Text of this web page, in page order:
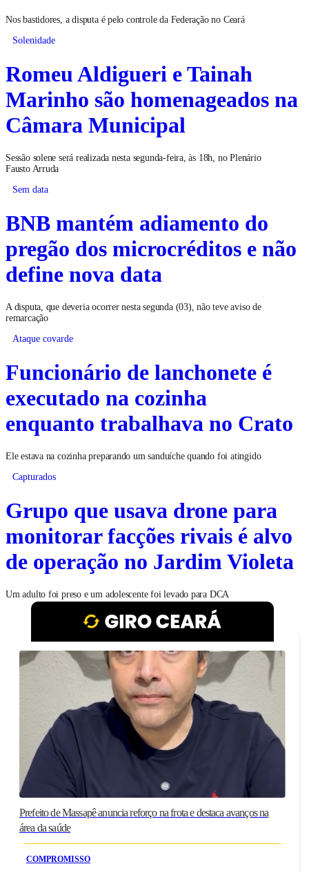
Nos bastidores, a disputa é pelo controle da Federação no Ceará
Solenidade
Romeu Aldigueri e Tainah
Marinho são homenageados na
Câmara Municipal
Sessão solene será realizada nesta segunda-feira, às 18h, no Plenário
Fausto Arruda
Sem data
BNB mantém adiamento do
pregão dos microcréditos e não
define nova data
A disputa, que deveria ocorrer nesta segunda (03), não teve aviso de
remarcação
Ataque covarde
Funcionário de lanchonete é
executado na cozinha
enquanto trabalhava no Crato
Ele estava na cozinha preparando um sanduíche quando foi atingido
Capturados
Grupo que usava drone para
monitorar facções rivais é alvo
de operação no Jardim Violeta
Um adulto foi preso e um adolescente foi levado para DCA
Prefeito de Massapê anuncia reforço na frota e destaca avanços na
área da saúde
COMPROMISSO